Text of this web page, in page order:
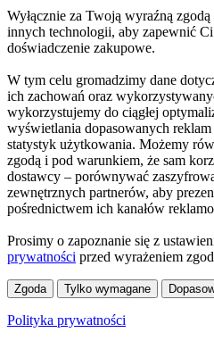
Wyłącznie za Twoją wyraźną
innych technologii, aby zapewnić
doświadczenie zakupowe.
W tym celu gromadzimy dane
ich zachowań oraz
wykorzystujemy do ciągłej
wyświetlania dopasowanych
statystyk użytkowania. Możemy
zgodą i pod warunkiem, że sam
dostawcy – porównywać
zewnętrznych partnerów, aby
pośrednictwem ich kanałów
Prosimy o zapoznanie się z
prywatności przed wyrażeniem
Zgoda Tylko wymagane
Polityka prywatności